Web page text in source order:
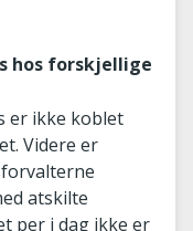
hos forskjellige
er ikke koblet
Videre er
atskilte
per i dag ikke er